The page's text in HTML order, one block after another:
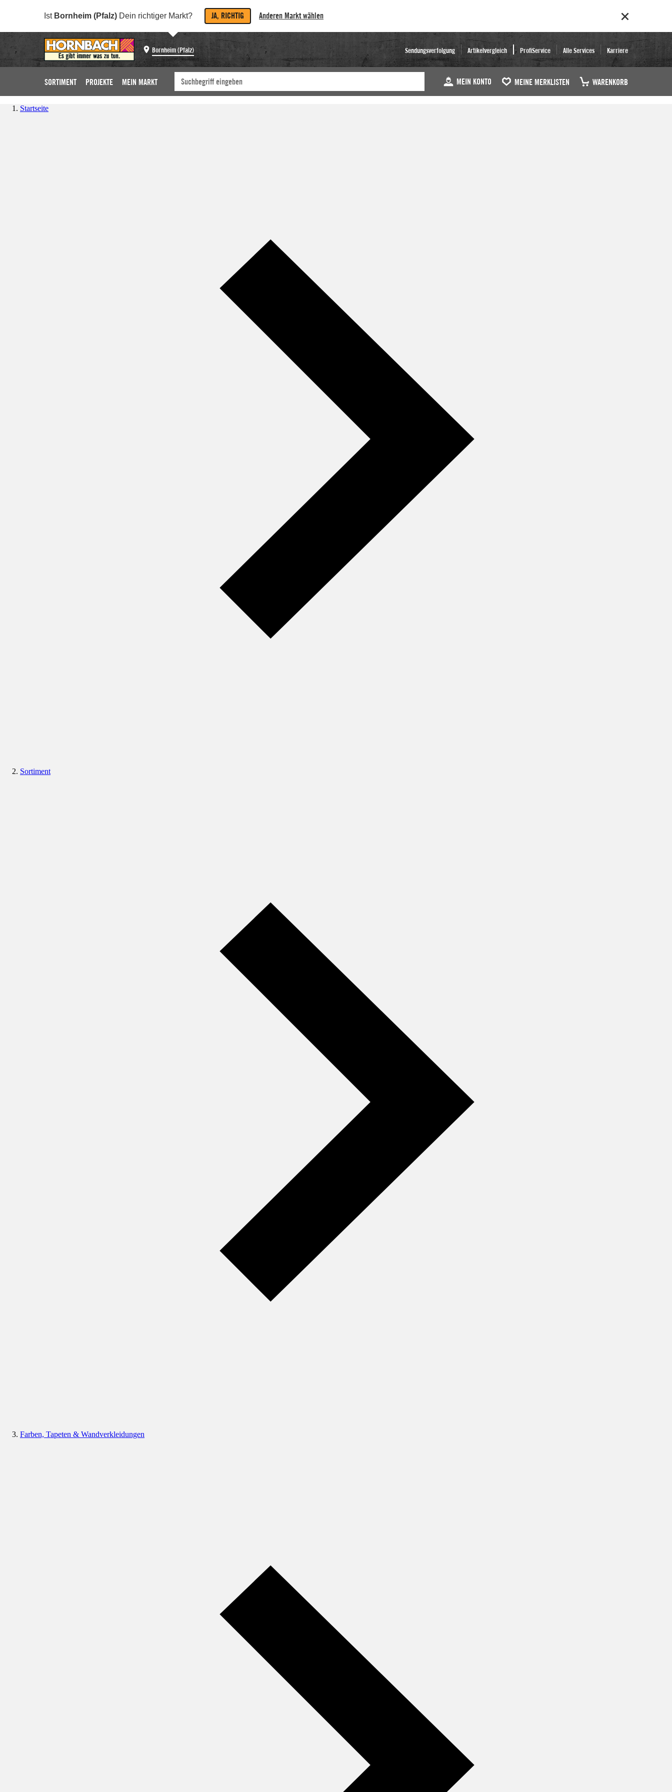
Ist Bornheim (Pfalz) Dein richtiger Markt? JA, RICHTIG Anderen Markt wählen
Bornheim (Pfalz) Sendungsverfolgung Artikelvergleich ProfiService Alle Services Karriere
SORTIMENT PROJEKTE MEIN MARKT MEIN KONTO MEINE MERKLISTEN WARENKORB
Startseite
Sortiment
Farben, Tapeten & Wandverkleidungen